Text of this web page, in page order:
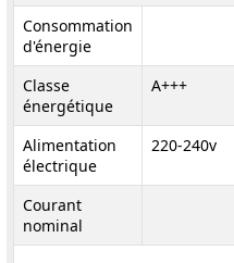
Consommation
d'énergie
Classe
énergétique
A+++
Alimentation
électrique
220-240v
Courant
nominal